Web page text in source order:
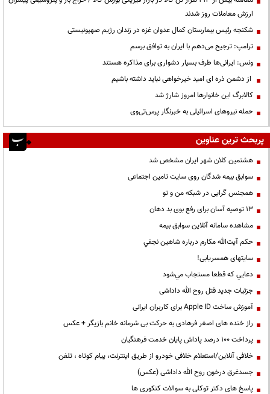
ارزش معاملات روز شدند
شکنجه رئیس بیمارستان کمال عدوان غزه در زندان رژیم صهیونیستی
ترامپ: ترجیح می‌دهم با ایران به توافق برسم
ونس: ایرانی‌ها طرف بسیار دشواری برای مذاکره هستند
از دشمن ذره ای امید خیرخواهی نباید داشته باشیم
کالابرگ این خانوارها امروز شارژ شد
حمله نیروهای اسرائیلی به خبرنگار پرس‌تی‌وی
پربحث ترین عناوین
هشتمین کلان شهر ایران مشخص شد
سوابق بیمه شدگان روی سایت تامین اجتماعی
همجنس گرایی در شبکه من و تو
13 توصیه آسان برای رفع بوی بد دهان
مشاهده سامانه آنلاين سوابق بیمه
حكم آيت‌الله مكارم درباره شاهين نجفي
سایتهای همسریابی!
دعايي كه قطعا مستجاب مي‌شود
جزئیات جدید قتل روح الله داداشی
آموزش ساخت Apple ID برای کاربران ایرانی
راز خنده های اصغر فرهادی به حرکت بی شرمانه خانم بازیگر + عکس
پرداخت ۱۰۰ درصد پاداش پایان خدمت فرهنگیان
خلافی آنلاین/استعلام خلافی خودرو از طریق اینترنت، پیام کوتاه ، تلفن
جسدغرق درخون روح الله داداشی (عکس)
پاسخ های دکتر توکلی به سوالات کنکوری ها